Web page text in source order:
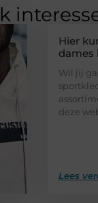
Hier
dames
Wil jij
deze
Lees